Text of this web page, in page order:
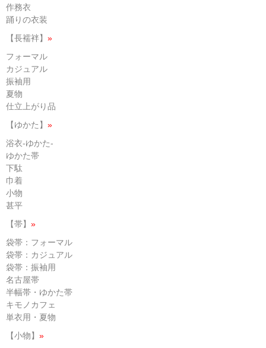
作務衣
踊りの衣装
【長襦袢】 »
フォーマル
カジュアル
振袖用
夏物
仕立上がり品
【ゆかた】 »
浴衣-ゆかた-
ゆかた帯
下駄
巾着
小物
甚平
【帯】 »
袋帯：フォーマル
袋帯：カジュアル
袋帯：振袖用
名古屋帯
半幅帯・ゆかた帯
キモノカフェ
単衣用・夏物
【小物】 »